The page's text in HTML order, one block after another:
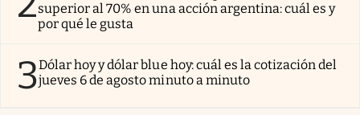
superior al 70% en una acción argentina: cuál es y
por qué le gusta
3Dólar hoy y dólar blue hoy: cuál es la cotización del
jueves 6 de agosto minuto a minuto